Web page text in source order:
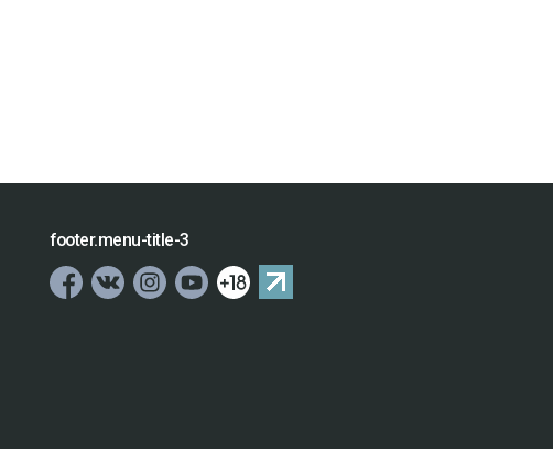
footer.menu-title-3